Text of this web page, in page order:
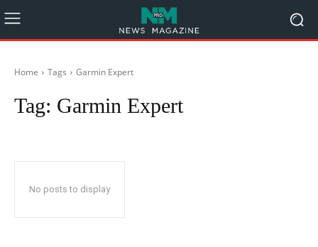
Home Tags Garmin Expert
Tag: Garmin Expert
No posts to display